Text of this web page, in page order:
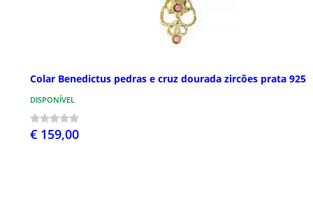
Colar Benedictus pedras e cruz dourada zircões prata 925
DISPONÍVEL
€ 159,00